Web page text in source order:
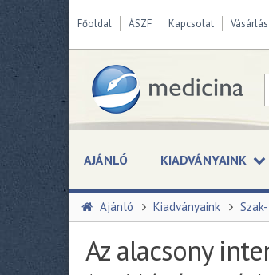
Főoldal ÁSZF Kapcsolat
AJÁNLÓ KIADVÁNYAINK
Ajánló Kiadványaink
Az alacsony